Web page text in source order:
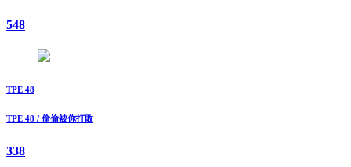
548
TPE 48
TPE 48 / 偷偷被你打敗
338